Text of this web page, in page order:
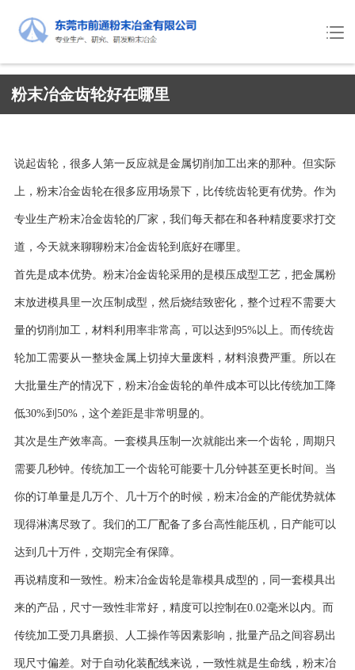
粉末冶金齿轮好在哪里
说起齿轮，很多人第一反应就是金属切削加工出来的那种。但实际
上，粉末冶金齿轮在很多应用场景下，比传统齿轮更有优势。作为
专业生产粉末冶金齿轮的厂家，我们每天都在和各种精度要求打交
道，今天就来聊聊粉末冶金齿轮到底好在哪里。
首先是成本优势。粉末冶金齿轮采用的是模压成型工艺，把金属粉
末放进模具里一次压制成型，然后烧结致密化，整个过程不需要大
量的切削加工，材料利用率非常高，可以达到95%以上。而传统齿
轮加工需要从一整块金属上切掉大量废料，材料浪费严重。所以在
大批量生产的情况下，粉末冶金齿轮的单件成本可以比传统加工降
低30%到50%，这个差距是非常明显的。
其次是生产效率高。一套模具压制一次就能出来一个齿轮，周期只
需要几秒钟。传统加工一个齿轮可能要十几分钟甚至更长时间。当
你的订单量是几万个、几十万个的时候，粉末冶金的产能优势就体
现得淋漓尽致了。我们的工厂配备了多台高性能压机，日产能可以
达到几十万件，交期完全有保障。
再说精度和一致性。粉末冶金齿轮是靠模具成型的，同一套模具出
来的产品，尺寸一致性非常好，精度可以控制在0.02毫米以内。而
传统加工受刀具磨损、人工操作等因素影响，批量产品之间容易出
现尺寸偏差。对于自动化装配线来说，一致性就是生命线，粉末冶